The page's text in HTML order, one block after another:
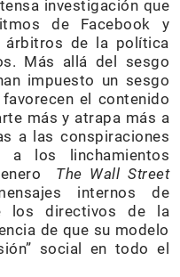
investigación que
de Facebook y
árbitros de la política
Más allá del sesgo
impuesto un sesgo
el contenido
más y atrapa más a
a las conspiraciones
los linchamientos
The Wall Street
internos de
los directivos de la
de que su modelo
social en todo el